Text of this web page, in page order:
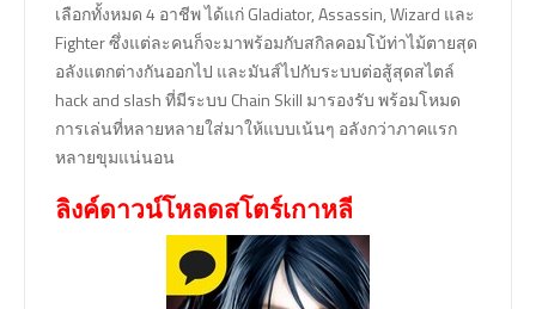
เลือกทั้งหมด 4 อาชีพ ได้แก่ Gladiator, Assassin, Wizard และ
Fighter ซึ่งแต่ละคนก็จะมาพร้อมกับสกิลคอมโบ้ท่าไม้ตายสุด
อลังแตกต่างกันออกไป และมันส์ไปกับระบบต่อสู้สุดสไตล์
hack and slash ที่มีระบบ Chain Skill มารองรับ พร้อมโหมด
การเล่นที่หลายหลายใส่มาให้แบบเน้นๆ อลังกว่าภาคแรก
หลายขุมแน่นอน
ลิงค์ดาวน์โหลดสโตร์เกาหลี